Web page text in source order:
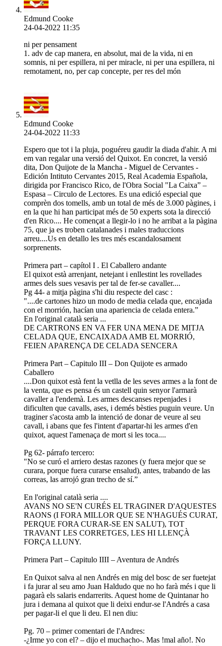
Edmund Cooke
24-04-2022 11:35
ni per pensament
1. adv de cap manera, en absolut, mai de la vida, ni en
somnis, ni per espillera, ni per miracle, ni per una espillera, ni
remotament, no, per cap concepte, per res del món
Edmund Cooke
24-04-2022 11:33
Espero que tot i la pluja, poguéreu gaudir la diada d'ahir. A mi
em van regalar una versió del Quixot. En concret, la versió
dita, Don Quijote de la Mancha - Miguel de Cervantes -
Edición Intituto Cervantes 2015, Real Academia Española,
dirigida por Francisco Rico, de l'Obra Social "La Caixa” –
Espasa – Circulo de Lectores. Es una edició especial que
comprèn dos tomells, amb un total de més de 3.000 pàgines, i
en la que hi han participat més de 50 experts sota la direcció
d'en Rico.... He començat a llegir-lo i no he arribat a la pàgina
75, que ja es troben catalanades i males traduccions
arreu....Us en detallo les tres més escandalosament
sorprenents.
Primera part – capítol I . El Caballero andante
El quixot està arrenjant, netejant i enllestint les rovellades
armes dels sues vesavis per tal de fer-se cavaller....
Pg 44- a mitja pàgina s'hi diu respecte del casc :
"....de cartones hizo un modo de media celada que, encajada
con el morrión, hacían una apariencia de celada entera.”
En l'original català seria ...
DE CARTRONS EN VA FER UNA MENA DE MITJA
CELADA QUE, ENCAIXADA AMB EL MORRIÓ,
FEIEN APARENÇA DE CELADA SENCERA
Primera Part – Capitulo III – Don Quijote es armado
Caballero
....Don quixot està fent la vetlla de les seves armes a la font de
la venta, que es pensa és un castell quin senyor l'armarà
cavaller a l'endemà. Les armes descanses repenjades i
dificulten que cavalls, ases, i demés bèsties puguin veure. Un
traginer s'acosta amb la intenció de donar de veure al seu
cavall, i abans que fes l'intent d'apartar-hi les armes d'en
quixot, aquest l'amenaça de mort si les toca....
Pg 62- párrafo tercero:
"No se curó el arriero destas razones (y fuera mejor que se
curara, porque fuera curarse ensalud), antes, trabando de las
correas, las arrojó gran trecho de sí.”
En l'original català seria ....
AVANS NO SE'N CURÉS EL TRAGINER D'AQUESTES
RAONS (I FORA MILLOR QUE SE N'HAGUÉS CURAT,
PERQUE FORA CURAR-SE EN SALUT), TOT
TRAVANT LES CORRETGES, LES HI LLENÇÀ
FORÇA LLUNY.
Primera Part – Capitulo IIII – Aventura de Andrés
En Quixot salva al nen Andrés en mig del bosc de ser fuetejat
i fa jurar al seu amo Juan Haldudo que no ho farà més i que li
pagarà els salaris endarrerits. Aquest home de Quintanar ho
jura i demana al quixot que li deixi endur-se l'Andrés a casa
per pagar-li el que li deu. El nen diu:
Pg. 70 – primer comentari de l'Andres:
-¿Irme yo con el? – dijo el muchacho-. Mas !mal año!. No